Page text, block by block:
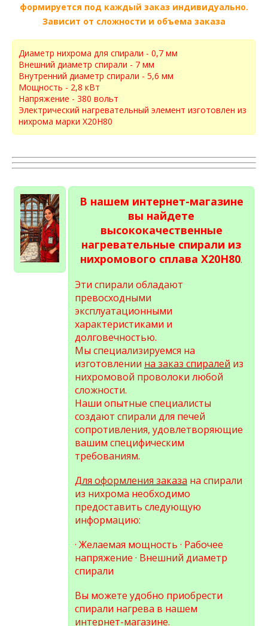
формируется под каждый заказ индивидуально.
Зависит от сложности и объема заказа
Диаметр нихрома для спирали - 0,7 мм
Внешний диаметр спирали - 7 мм
Внутренний диаметр спирали - 5,6 мм
Мощность - 2,8 кВт
Напряжение - 380 вольт
Электрический нагревательный элемент изготовлен из
нихрома марки Х20Н80
В нашем интернет-магазине
вы найдете
высококачественные
нагревательные спирали из
нихромового сплава Х20Н80.
Эти спирали обладают
превосходными
эксплуатационными
характеристиками и
долговечностью.
Мы специализируемся на
изготовлении на заказ спиралей из
нихромовой проволоки любой
сложности.
Наши опытные специалисты
создают спирали для печей
сопротивления, удовлетворяющие
вашим специфическим
требованиям.
Для оформления заказа на спирали
из нихрома необходимо
предоставить следующую
информацию:
· Желаемая мощность · Рабочее
напряжение · Внешний диаметр
спирали
Вы можете удобно приобрести
спирали нагрева в нашем
интернет-магазине.